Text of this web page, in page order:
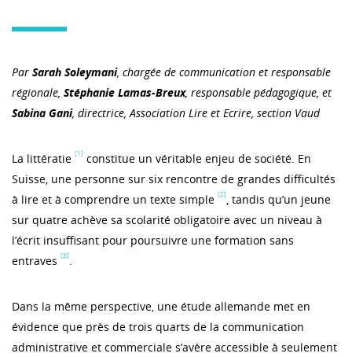
Par Sarah Soleymani, chargée de communication et responsable
régionale, Stéphanie Lamas-Breux, responsable pédagogique, et
Sabina Gani, directrice, Association Lire et Ecrire, section Vaud
La littératie [1] constitue un véritable enjeu de société. En
Suisse, une personne sur six rencontre de grandes difficultés
à lire et à comprendre un texte simple [2] , tandis qu’un jeune
sur quatre achève sa scolarité obligatoire avec un niveau à
l’écrit insuffisant pour poursuivre une formation sans
entraves [3] .
Dans la même perspective, une étude allemande met en
évidence que près de trois quarts de la communication
administrative et commerciale s’avère accessible à seulement